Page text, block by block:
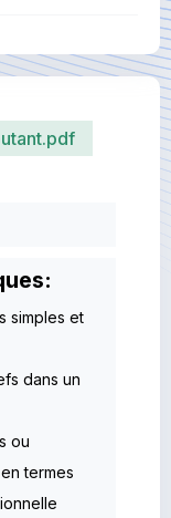
simples et
dans un
ou
termes